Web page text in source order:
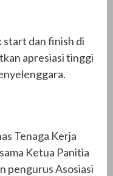
dan finish di
apresiasi tinggi
Tenaga Kerja
Ketua Panitia
pengurus Asosiasi